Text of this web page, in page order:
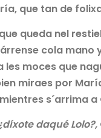
que tan de
queda nel
cola mano
les moces que
miraes por
mientres s´arrima a
daqué Lolo?,